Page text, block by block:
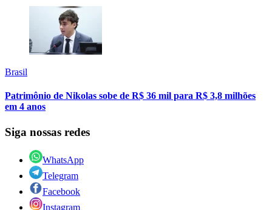
Brasil
Patrimônio de Nikolas sobe de R$ 36 mil para R$ 3,8 milhões
em 4 anos
Siga nossas redes
WhatsApp
Telegram
Facebook
Instagram